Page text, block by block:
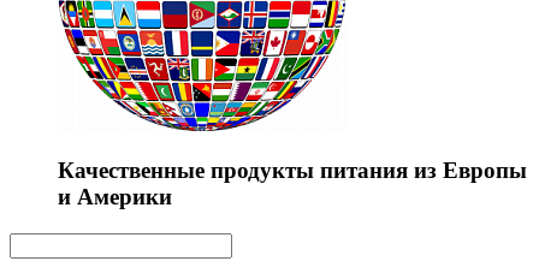
Качественные продукты питания из Европы
и Америки